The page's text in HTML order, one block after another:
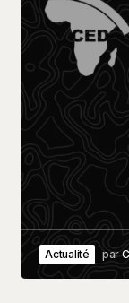
Actualité par